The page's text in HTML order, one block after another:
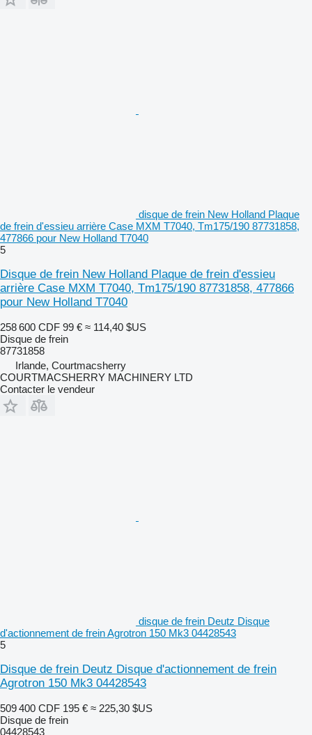
disque de frein New Holland Plaque
de frein d'essieu arrière Case MXM T7040, Tm175/190 87731858,
477866 pour New Holland T7040
5
Disque de frein New Holland Plaque de frein d'essieu
arrière Case MXM T7040, Tm175/190 87731858, 477866
pour New Holland T7040
258 600 CDF 99 € ≈ 114,40 $US
Disque de frein
87731858
Irlande, Courtmacsherry
COURTMACSHERRY MACHINERY LTD
Contacter le vendeur
disque de frein Deutz Disque
d'actionnement de frein Agrotron 150 Mk3 04428543
5
Disque de frein Deutz Disque d'actionnement de frein
Agrotron 150 Mk3 04428543
509 400 CDF 195 € ≈ 225,30 $US
Disque de frein
04428543